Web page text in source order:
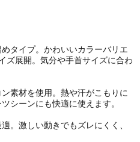
タイプ。かわいいカラーバリエ
ズ展開。気分や手首サイズに合わ
素材を使用。熱や汗がこもりに
シーンにも快適に使えます。
。激しい動きでもズレにくく、